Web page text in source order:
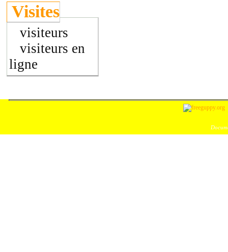
Visites
visiteurs
visiteurs en
ligne